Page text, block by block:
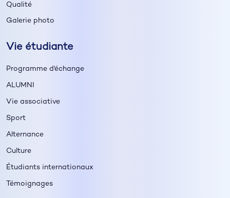
Qualité
Galerie photo
Vie étudiante
Programme d'échange
ALUMNI
Vie associative
Sport
Alternance
Culture
Étudiants internationaux
Témoignages